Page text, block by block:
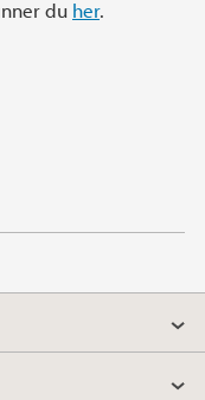
du her.